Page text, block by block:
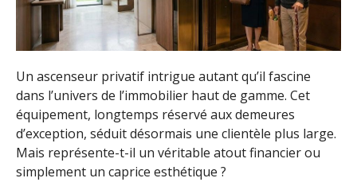
Un ascenseur privatif intrigue autant qu’il fascine
dans l’univers de l’immobilier haut de gamme. Cet
équipement, longtemps réservé aux demeures
d’exception, séduit désormais une clientèle plus large.
Mais représente-t-il un véritable atout financier ou
simplement un caprice esthétique ?